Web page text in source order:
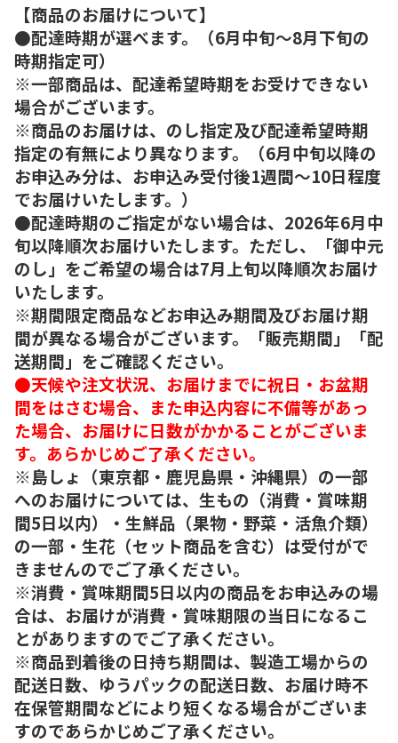
【商品のお届けについて】
●配達時期が選べます。（6月中旬～8月下旬の
時期指定可）
※一部商品は、配達希望時期をお受けできない
場合がございます。
※商品のお届けは、のし指定及び配達希望時期
指定の有無により異なります。（6月中旬以降の
お申込み分は、お申込み受付後1週間～10日程度
でお届けいたします。）
●配達時期のご指定がない場合は、2026年6月中
旬以降順次お届けいたします。ただし、「御中元
のし」をご希望の場合は7月上旬以降順次お届け
いたします。
※期間限定商品などお申込み期間及びお届け期
間が異なる場合がございます。「販売期間」「配
送期間」をご確認ください。
●天候や注文状況、お届けまでに祝日・お盆期
間をはさむ場合、また申込内容に不備等があっ
た場合、お届けに日数がかかることがございま
す。あらかじめご了承ください。
※島しょ（東京都・鹿児島県・沖縄県）の一部
へのお届けについては、生もの（消費・賞味期
間5日以内）・生鮮品（果物・野菜・活魚介類）
の一部・生花（セット商品を含む）は受付がで
きませんのでご了承ください。
※消費・賞味期間5日以内の商品をお申込みの場
合は、お届けが消費・賞味期限の当日になるこ
とがありますのでご了承ください。
※商品到着後の日持ち期間は、製造工場からの
配送日数、ゆうパックの配送日数、お届け時不
在保管期間などにより短くなる場合がございま
すのであらかじめご了承ください。